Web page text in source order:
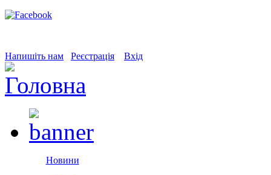
Напишіть нам Реєстрація Вхід
Новини